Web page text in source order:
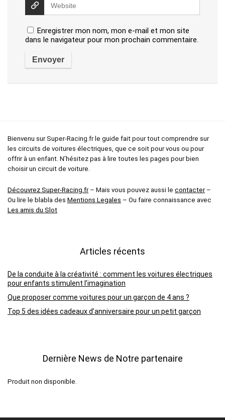
Enregistrer mon nom, mon e-mail et mon site
dans le navigateur pour mon prochain commentaire.
Bienvenu sur Super-Racing.fr le guide fait pour tout comprendre sur
les circuits de voitures électriques, que ce soit pour vous ou pour
offrir à un enfant. N’hésitez pas à lire toutes les pages pour bien
choisir un circuit de voiture.
Découvrez Super-Racing.fr– Mais vous pouvez aussi le contacter–
Ou lire le blabla des Mentions Legales – Ou faire connaissance avec
Les amis du Slot
Articles récents
De la conduite à la créativité : comment les voitures électriques
pour enfants stimulent l’imagination
Que proposer comme voitures pour un garçon de 4 ans ?
Top 5 des idées cadeaux d’anniversaire pour un petit garçon
Dernière News de Notre partenaire
Produit non disponible.